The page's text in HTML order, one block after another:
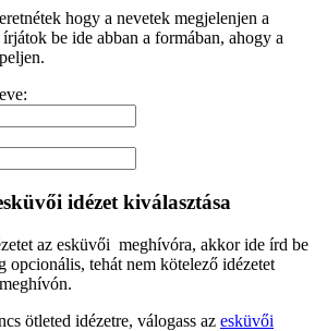
hogy a nevetek megjelenjen a
be ide abban a formában, ahogy a
idézet kiválasztása
az esküvői meghívóra, akkor ide írd be
opcionális, tehát nem kötelező idézetet
ötleted idézetre, válogass az esküvői